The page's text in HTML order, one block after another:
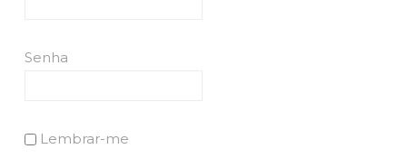
Senha
Lembrar-me